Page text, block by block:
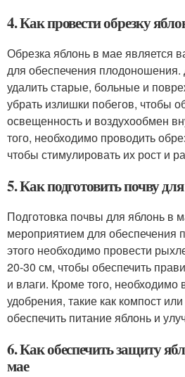
4. Как провести обрезку
Обрезка яблонь в мае является
для обеспечения плодоношения.
удалить старые, больные и
убрать излишки побегов, чтобы
освещенность и воздухообмен
того, необходимо проводить
чтобы стимулировать их рост и
5. Как подготовить почву
Подготовка почвы для яблонь в
мероприятием для обеспечения
этого необходимо провести
20-30 см, чтобы обеспечить
и влаги. Кроме того, необходимо
удобрения, такие как компост
обеспечить питание яблонь и
6. Как обеспечить защиту
мае